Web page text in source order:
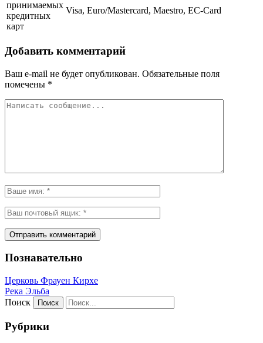
принимаемых
кредитных
карт
Visa, Euro/Mastercard, Maestro, EC-Card
Добавить комментарий
Ваш e-mail не будет опубликован. Обязательные поля
помечены *
Познавательно
Церковь Фрауен Кирхе
Река Эльба
Поиск
Рубрики